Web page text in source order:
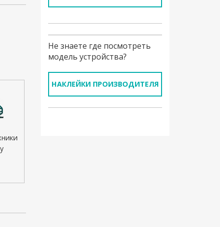
Не знаете где посмотреть
модель устройства?
НАКЛЕЙКИ ПРОИЗВОДИТЕЛЯ